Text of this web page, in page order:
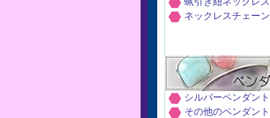
ネックレスチェーン
シルバーペンダント
その他のペンダント